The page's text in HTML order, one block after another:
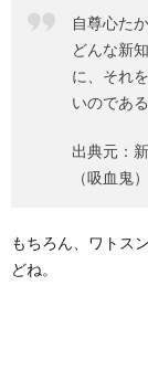
自尊心た
どんな新
に、それ
いのである
出典元：
（吸血鬼
もちろん、ワトス
どね。